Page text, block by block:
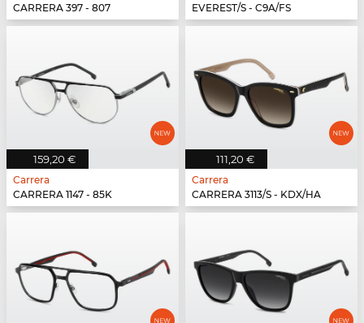
CARRERA 397 - 807
EVEREST/S - C9A/FS
159,20 €
Carrera
CARRERA 1147 - 85K
111,20 €
Carrera
CARRERA 3113/S - KDX/HA